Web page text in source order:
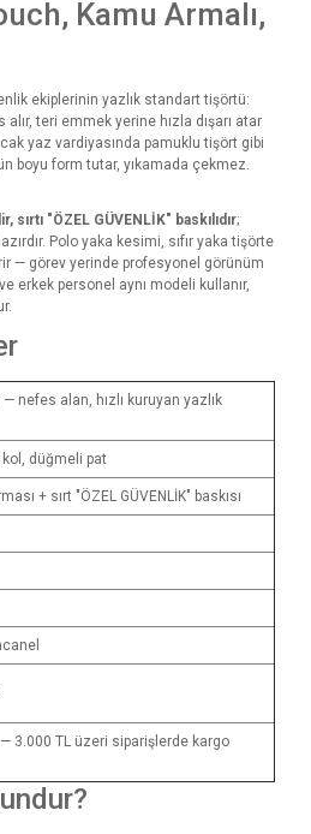
Kamu Armalı,
ekiplerinin yazlık standart tişörtü:
alır, teri emmek yerine hızla dışarı atar
yaz vardiyasında pamuklu tişört gibi
boyu form tutar, yıkamada çekmez.
sırtı "ÖZEL GÜVENLİK" baskılıdır;
Polo yaka kesimi, sıfır yaka tişörte
— görev yerinde profesyonel görünüm
erkek personel aynı modeli kullanır,
nefes alan, hızlı kuruyan yazlık
kol, düğmeli pat
+ sırt "ÖZEL GÜVENLİK" baskısı
3.000 TL üzeri siparişlerde kargo